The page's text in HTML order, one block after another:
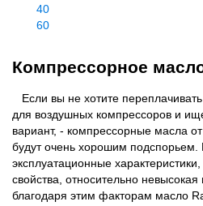
40
60
Компрессорное
Если вы не хотите
для воздушных компрессоров и
вариант, - компрессорные масла
будут очень хорошим подспорьем.
эксплуатационные
свойства, относительно невысокая
благодаря этим факторам масло